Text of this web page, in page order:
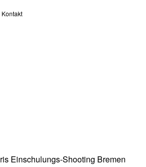
Kontakt
Einschulungs-Shooting Bremen